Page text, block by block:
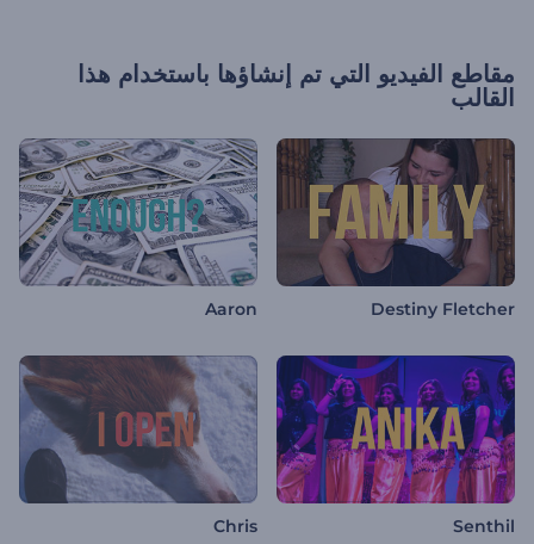
مقاطع الفيديو التي تم إنشاؤها باستخدام هذا
القالب
Destiny Fletcher
Aaron
Senthil
Chris